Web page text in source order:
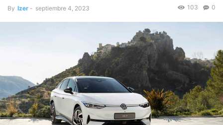
By Izer - septiembre 4, 2023 0
103